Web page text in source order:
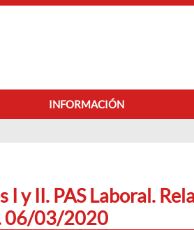
INFORMACIÓN
y II. PAS Laboral.
06/03/2020